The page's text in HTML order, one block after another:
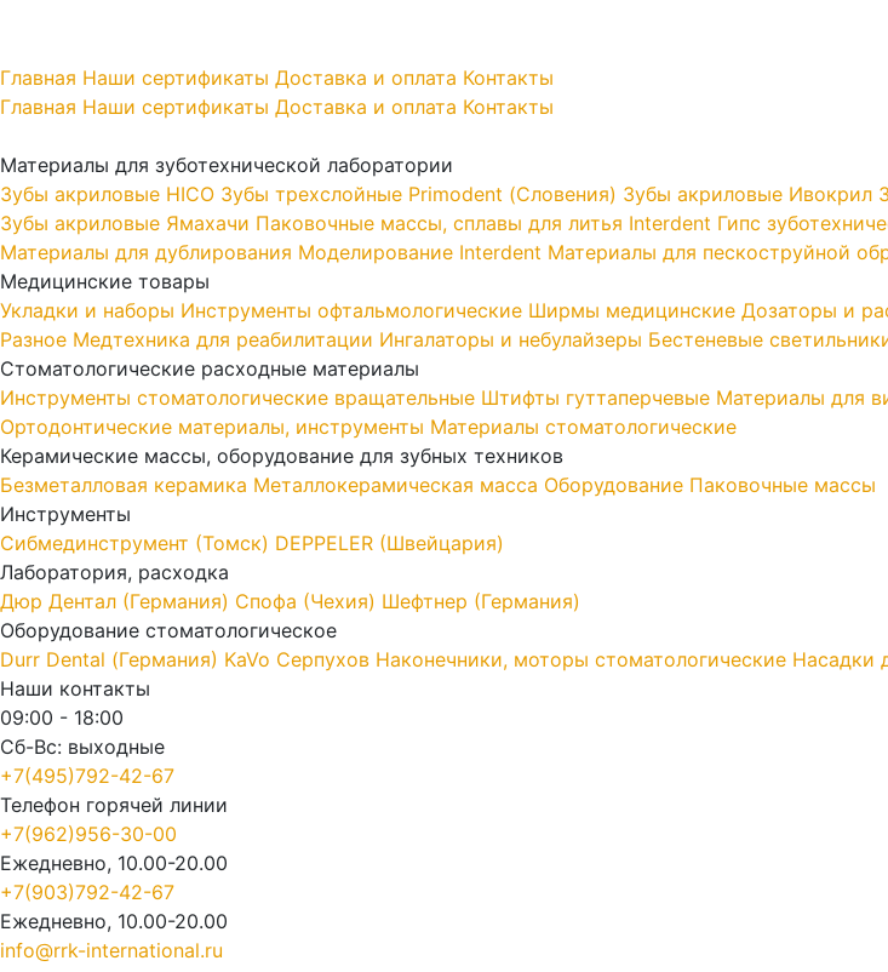
Главная Наши сертификаты Доставка и оплата Контакты
Главная Наши сертификаты Доставка и оплата Контакты
Материалы для зуботехнической лаборатории
Зубы акриловые HICO Зубы трехслойные Primodent (Словения) Зубы акриловые Ивокрил
Зубы акриловые Ямахачи Паковочные массы, сплавы для литья Interdent Гипс
Материалы для дублирования Моделирование Interdent Материалы для пескоструйной
Медицинские товары
Укладки и наборы Инструменты офтальмологические Ширмы медицинские Дозаторы и
Разное Медтехника для реабилитации Ингалаторы и небулайзеры Бестеневые
Стоматологические расходные материалы
Инструменты стоматологические вращательные Штифты гуттаперчевые Материалы для
Ортодонтические материалы, инструменты Материалы стоматологические
Керамические массы, оборудование для зубных техников
Безметалловая керамика Металлокерамическая масса Оборудование Паковочные массы
Инструменты
Cибмединструмент (Томск) DEPPELER (Швейцария)
Лаборатория, расходка
Дюр Дентал (Германия) Спофа (Чехия) Шефтнер (Германия)
Оборудование стоматологическое
Durr Dental (Германия) KaVo Серпухов Наконечники, моторы стоматологические Насадки
Наши контакты
09:00 - 18:00
Сб-Вс: выходные
+7(495)792-42-67
Телефон горячей линии
+7(962)956-30-00
Ежедневно, 10.00-20.00
+7(903)792-42-67
Ежедневно, 10.00-20.00
info@rrk-international.ru